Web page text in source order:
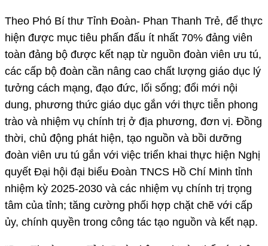
Theo Phó Bí thư Tỉnh Đoàn- Phan Thanh Trẻ, để thực
hiện được mục tiêu phấn đấu ít nhất 70% đảng viên
toàn đảng bộ được kết nạp từ nguồn đoàn viên ưu tú,
các cấp bộ đoàn cần nâng cao chất lượng giáo dục lý
tưởng cách mạng, đạo đức, lối sống; đổi mới nội
dung, phương thức giáo dục gắn với thực tiễn phong
trào và nhiệm vụ chính trị ở địa phương, đơn vị. Đồng
thời, chủ động phát hiện, tạo nguồn và bồi dưỡng
đoàn viên ưu tú gắn với việc triển khai thực hiện Nghị
quyết Đại hội đại biểu Đoàn TNCS Hồ Chí Minh tỉnh
nhiệm kỳ 2025-2030 và các nhiệm vụ chính trị trọng
tâm của tỉnh; tăng cường phối hợp chặt chẽ với cấp
ủy, chính quyền trong công tác tạo nguồn và kết nạp.